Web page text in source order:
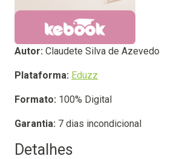
Autor: Claudete Silva de Azevedo
Plataforma: Eduzz
Formato: 100% Digital
Garantia: 7 dias incondicional
Detalhes